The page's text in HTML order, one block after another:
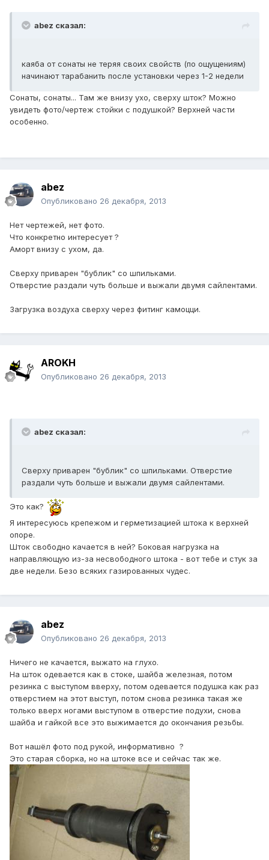
abez сказал:
каяба от сонаты не теряя своих свойств (по ощущениям)
начинают тарабанить после установки через 1-2 недели
Сонаты, сонаты... Там же внизу ухо, сверху шток? Можно
увидеть фото/чертеж стойки с подушкой? Верхней части
особенно.
abez
Опубликовано 26 декабря, 2013
Нет чертежей, нет фото.
Что конкретно интересует ?
Аморт внизу с ухом, да.
Сверху приварен "бублик" со шпильками.
Отверстие раздали чуть больше и выжали двумя сайлентами.
Загрузка воздуха сверху через фитинг камоцци.
AROKH
Опубликовано 26 декабря, 2013
abez сказал:
Сверху приварен "бублик" со шпильками. Отверстие
раздали чуть больше и выжали двумя сайлентами.
Это как?
Я интересуюсь крепежом и герметизацией штока к верхней
опоре.
Шток свободно качается в ней? Боковая нагрузка на
направляющую из-за несвободного штока - вот тебе и стук за
две недели. Безо всяких газированных чудес.
abez
Опубликовано 26 декабря, 2013
Ничего не качается, выжато на глухо.
На шток одевается как в стоке, шайба железная, потом
резинка с выступом вверху, потом одевается подушка как раз
отверстием на этот выступ, потом снова резинка такая же
только вверх ногами выступом в отверстие подухи, снова
шайба и гайкой все это выжимается до окончания резьбы.
Вот нашёл фото под рукой, информативно ?
Это старая сборка, но на штоке все и сейчас так же.